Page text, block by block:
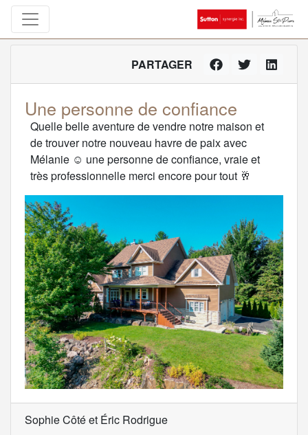
PARTAGER
Une personne de confiance
Quelle belle aventure de vendre notre maison et
de trouver notre nouveau havre de paix avec
Mélanie ☺️ une personne de confiance, vraie et
très professionnelle merci encore pour tout 🥂
Sophie Côté et Éric Rodrigue